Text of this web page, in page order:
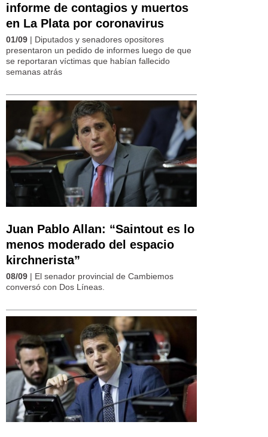
informe de contagios y muertos
en La Plata por coronavirus
01/09 | Diputados y senadores opositores
presentaron un pedido de informes luego de que
se reportaran víctimas que habían fallecido
semanas atrás
Juan Pablo Allan: “Saintout es lo
menos moderado del espacio
kirchnerista”
08/09 | El senador provincial de Cambiemos
conversó con Dos Líneas.